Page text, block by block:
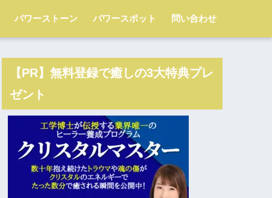
パワーストーン パワースポット 問い合わせ
【PR】無料登録で癒しの3大特典プレ
ゼント